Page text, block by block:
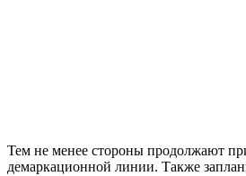
Тем не менее стороны продолжают
демаркационной линии. Также